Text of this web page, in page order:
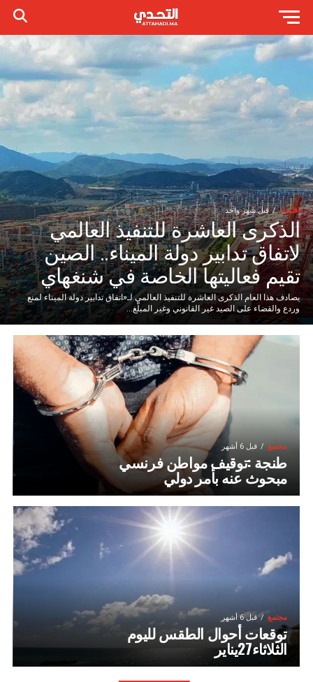
اقتصاد قبل شهر واحد
الذكرى العاشرة للتنفيذ العالمي
لاتفاق تدابير دولة الميناء.. الصين
تقيم فعاليتها الخاصة في شنغهاي
يصادف هذا العام الذكرى العاشرة للتنفيذ العالمي لـ«اتفاق تدابير دولة الميناء لمنع
وردع والقضاء على الصيد غير القانوني وغير المبلّغ...
مجتمع قبل 6 أشهر
طنجة :توقيف مواطن فرنسي
مبحوث عنه بأمر دولي
مجتمع قبل 6 أشهر
توقعات أحوال الطقس لليوم
الثلاثاء27يناير